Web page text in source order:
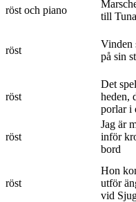
röst och piano
till Tuna
röst
Vinden
på sin
röst
Det
heden,
porlar i
röst
Jag är
inför
bord
röst
Hon
utför
vid